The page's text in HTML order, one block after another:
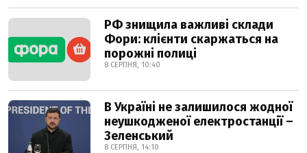
РФ знищила важливі склади
Фори: клієнти скаржаться на
порожні полиці
8 СЕРПНЯ, 10:40
В Україні не залишилося жодної
неушкодженої електростанції –
Зеленський
8 СЕРПНЯ, 14:10